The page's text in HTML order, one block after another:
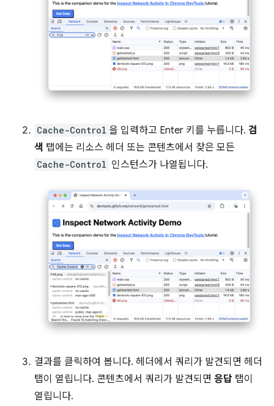
Cache-Control 을 입력하고 Enter 키를 누릅니다. 검
색 탭에는 리소스 헤더 또는 콘텐츠에서 찾은 모든
Cache-Control 인스턴스가 나열됩니다.
결과를 클릭하여 봅니다. 헤더에서 쿼리가 발견되면 헤더
탭이 열립니다. 콘텐츠에서 쿼리가 발견되면 응답 탭이
열립니다.